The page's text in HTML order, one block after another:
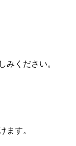
みください。
ます。